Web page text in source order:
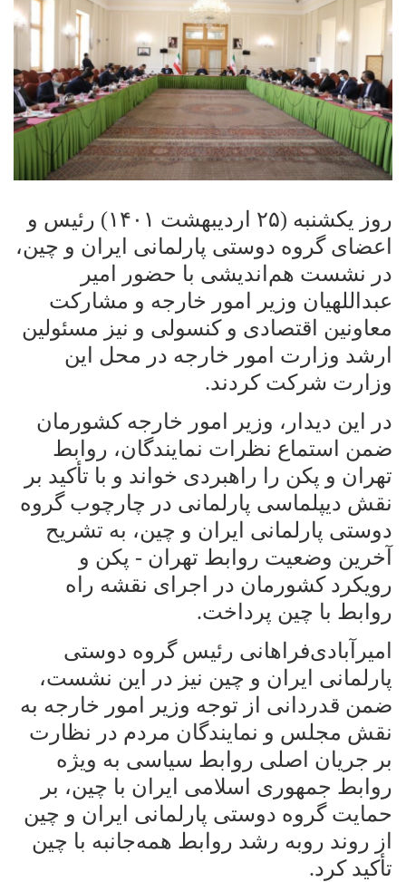
روز یکشنبه (۲۵ اردیبهشت ۱۴۰۱) رئیس و
اعضای گروه دوستی پارلمانی ایران و چین،
در نشست هم‌اندیشی با حضور امیر
عبداللهیان وزیر امور خارجه و مشارکت
معاونین اقتصادی و کنسولی و نیز مسئولین
ارشد وزارت امور خارجه در محل این
وزارت شرکت کردند.
در این دیدار، وزیر امور خارجه کشورمان
ضمن استماع نظرات نمایندگان، روابط
تهران و پکن را راهبردی خواند و با تأکید بر
نقش دیپلماسی پارلمانی در چارچوب گروه
دوستی پارلمانی ایران و چین، به تشریح
آخرین وضعیت روابط تهران - پکن و
رویکرد کشورمان در اجرای نقشه راه
روابط با چین پرداخت.
امیرآبادی‌فراهانی رئیس گروه دوستی
پارلمانی ایران و چین نیز در این نشست،
ضمن قدردانی از توجه وزیر امور خارجه به
نقش مجلس و نمایندگان مردم در نظارت
بر جریان اصلی روابط سیاسی به ویژه
روابط جمهوری اسلامی ایران با چین، بر
حمایت گروه دوستی پارلمانی ایران و چین
از روند روبه رشد روابط همه‌جانبه با چین
تأکید کرد.